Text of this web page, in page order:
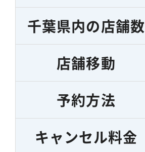
千葉県内の店舗数
店舗移動
予約方法
キャンセル料金